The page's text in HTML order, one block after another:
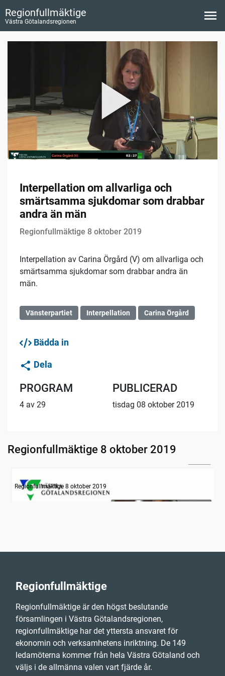
Regionfullmäktige
Västra Götalandsregionen
Interpellation om allvarliga och
smärtsamma sjukdomar som drabbar
andra än män
Regionfullmäktige 8 oktober 2019
Interpellation av Carina Örgård (V) om allvarliga och
smärtsamma sjukdomar som drabbar andra än
män.
Vänsterpartiet Interpellation Carina Örgård
Bädda in
Dela
PROGRAM
4 av 29
PUBLICERAD
tisdag 08 oktober 2019
Regionfullmäktige 8 oktober 2019
Information
Regionfullmäktige 8 oktober 2019
Regionfullmäktige
Regionfullmäktige är den högst beslutande
församlingen i Västra Götalandsregionen,
regionfullmäktige har det yttersta ansvaret för
ekonomin och verksamhetens inriktning. De 149
ledamöterna kommer från hela Västra Götaland och
väljs i de allmänna valen vart fjärde år.